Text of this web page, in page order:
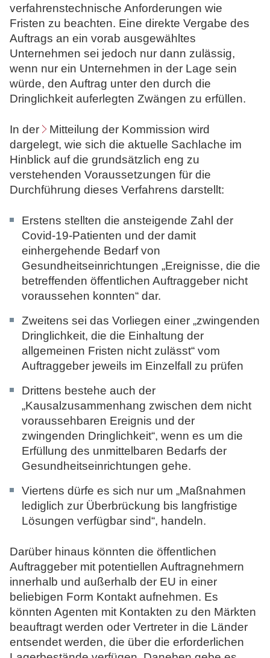
verfahrenstechnische Anforderungen wie
Fristen zu beachten. Eine direkte Vergabe des
Auftrags an ein vorab ausgewähltes
Unternehmen sei jedoch nur dann zulässig,
wenn nur ein Unternehmen in der Lage sein
würde, den Auftrag unter den durch die
Dringlichkeit auferlegten Zwängen zu erfüllen.
In der Mitteilung der Kommission wird
dargelegt, wie sich die aktuelle Sachlache im
Hinblick auf die grundsätzlich eng zu
verstehenden Voraussetzungen für die
Durchführung dieses Verfahrens darstellt:
Erstens stellten die ansteigende Zahl der
Covid-19-Patienten und der damit
einhergehende Bedarf von
Gesundheitseinrichtungen „Ereignisse, die die
betreffenden öffentlichen Auftraggeber nicht
voraussehen konnten“ dar.
Zweitens sei das Vorliegen einer „zwingenden
Dringlichkeit, die die Einhaltung der
allgemeinen Fristen nicht zulässt“ vom
Auftraggeber jeweils im Einzelfall zu prüfen
Drittens bestehe auch der
„Kausalzusammenhang zwischen dem nicht
voraussehbaren Ereignis und der
zwingenden Dringlichkeit“, wenn es um die
Erfüllung des unmittelbaren Bedarfs der
Gesundheitseinrichtungen gehe.
Viertens dürfe es sich nur um „Maßnahmen
lediglich zur Überbrückung bis langfristige
Lösungen verfügbar sind“, handeln.
Darüber hinaus könnten die öffentlichen
Auftraggeber mit potentiellen Auftragnehmern
innerhalb und außerhalb der EU in einer
beliebigen Form Kontakt aufnehmen. Es
könnten Agenten mit Kontakten zu den Märkten
beauftragt werden oder Vertreter in die Länder
entsendet werden, die über die erforderlichen